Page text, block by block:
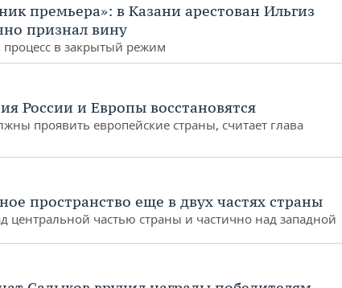
премьера»: в Казани арестован Ильгиз
признал вину
процесс в закрытый режим
России и Европы восстановятся
проявить европейские страны, считает глава
пространство еще в двух частях страны
центральной частью страны и частично над западной